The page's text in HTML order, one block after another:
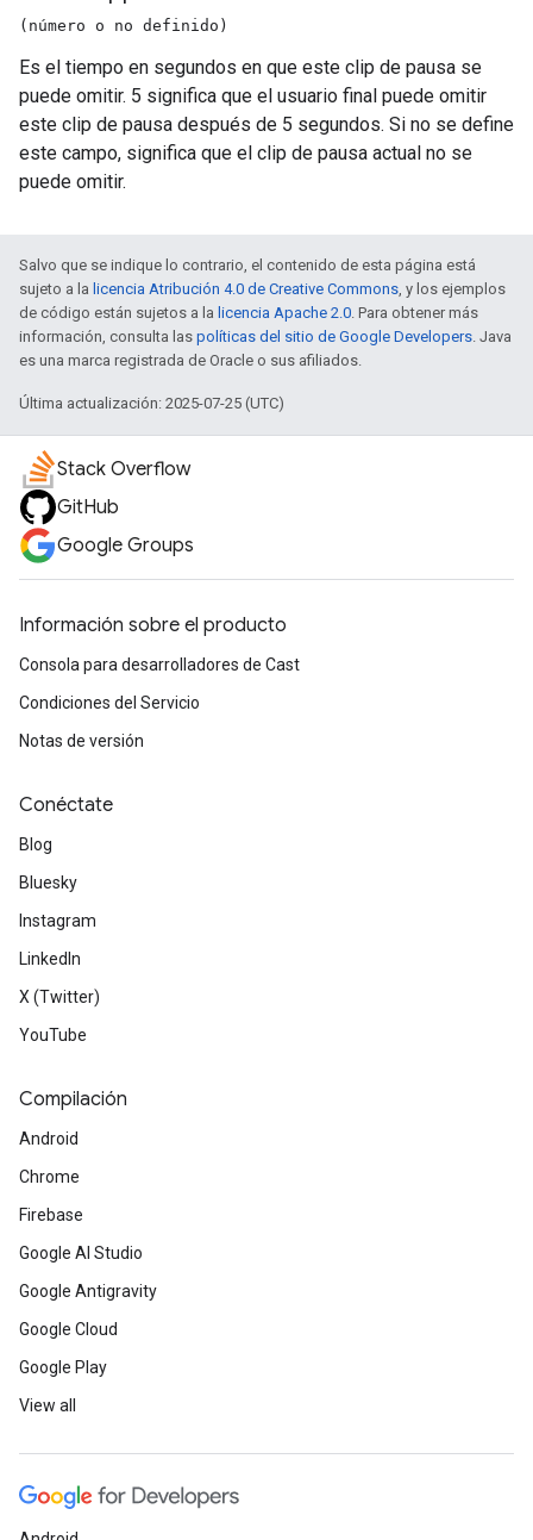
(número o no definido)
Es el tiempo en segundos en que este clip de pausa se
puede omitir. 5 significa que el usuario final puede omitir
este clip de pausa después de 5 segundos. Si no se define
este campo, significa que el clip de pausa actual no se
puede omitir.
Salvo que se indique lo contrario, el contenido de esta página está
sujeto a la licencia Atribución 4.0 de Creative Commons, y los ejemplos
de código están sujetos a la licencia Apache 2.0. Para obtener más
información, consulta las políticas del sitio de Google Developers. Java
es una marca registrada de Oracle o sus afiliados.
Última actualización: 2025-07-25 (UTC)
Stack Overflow
GitHub
Google Groups
Información sobre el producto
Consola para desarrolladores de Cast
Condiciones del Servicio
Notas de versión
Conéctate
Blog
Bluesky
Instagram
LinkedIn
X (Twitter)
YouTube
Compilación
Android
Chrome
Firebase
Google AI Studio
Google Antigravity
Google Cloud
Google Play
View all